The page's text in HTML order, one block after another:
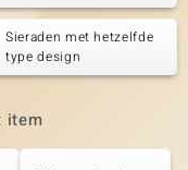
Sieraden met hetzelfde
type design
item